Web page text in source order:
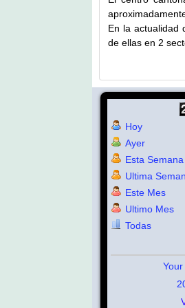
En la actualidad
de ellas en 2
Hoy
Ayer
Esta Semana
Ultima
Este Mes
Ultimo Mes
Todas